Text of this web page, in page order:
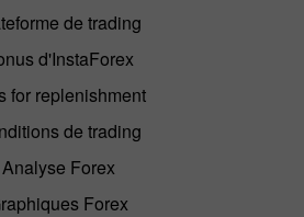
de trading
d'InstaForex
for replenishment
de trading
Analyse Forex
Forex